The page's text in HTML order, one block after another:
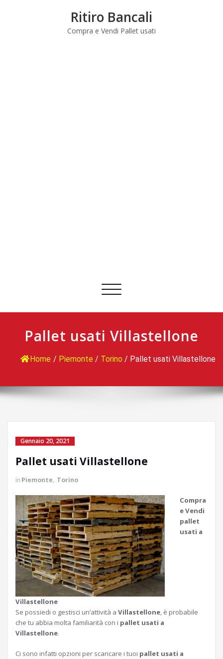
Ritiro Bancali
Compra e Vendi Pallet usati
Commuta
Pallet usati Villastellone
Home / Piemonte / Torino / Pallet usati Villastellone
Gennaio 20, 2021
Pallet usati Villastellone
in Piemonte, Torino
Compra
e Vendi
pallet
usati a
Villastellone
Se possiedi o gestisci un’attività a Villastellone, è probabile
che tu abbia molta familiarità con i pallet usati a
Villastellone.
Ci sono infatti opzioni per scaricare i tuoi pallet usati a